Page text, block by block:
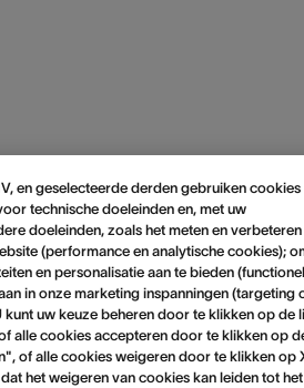
en geselecteerde derden gebruiken cookies
technische doeleinden en, met uw
doeleinden, zoals het meten en
(performance en analytische cookies);
en personalisatie aan te bieden
in onze marketing inspanningen (targeting
kunt uw keuze beheren door te klikken op de
alle cookies accepteren door te klikken op
of alle cookies weigeren door te klikken op
het weigeren van cookies kan leiden tot het